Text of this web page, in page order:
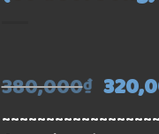
380,000₫
~~~~~~~~~~~~~~~~~~